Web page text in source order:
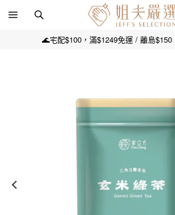
🌊宅配$100，滿$1249免運 / 離島$150